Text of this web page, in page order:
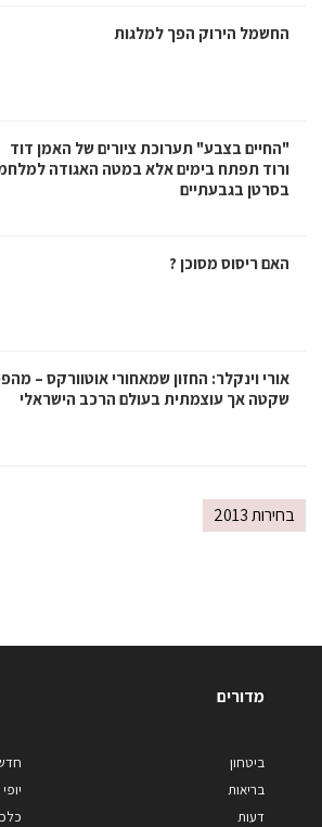
החשמל הירוק הפך למלגות
"החיים בצבע" תערוכת ציורים של האמן דוד
ורוד תפתח בימים אלא במטה האגודה
בסרטן בגבעתיים
האם ריסוס מסוכן ?
אורי וינקלר: החזון שמאחורי אוטוורקס –
שקטה אך עוצמתית בעולם הרכב הישראלי
בחירות 2013
מדורים
ביטחון
בריאות
דעות